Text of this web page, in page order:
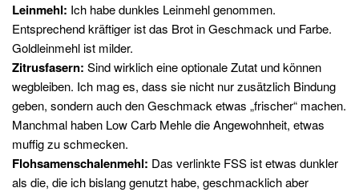
Leinmehl: Ich habe dunkles Leinmehl genommen.
Entsprechend kräftiger ist das Brot in Geschmack und Farbe.
Goldleinmehl ist milder.
Zitrusfasern: Sind wirklich eine optionale Zutat und können
wegbleiben. Ich mag es, dass sie nicht nur zusätzlich Bindung
geben, sondern auch den Geschmack etwas „frischer“ machen.
Manchmal haben Low Carb Mehle die Angewohnheit, etwas
muffig zu schmecken.
Flohsamenschalenmehl: Das verlinkte FSS ist etwas dunkler
als die, die ich bislang genutzt habe, geschmacklich aber